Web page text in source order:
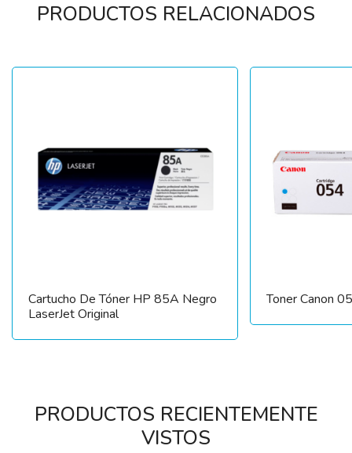
PRODUCTOS RELACIONADOS
Cartucho De Tóner HP 85A Negro
LaserJet Original
Toner Canon
PRODUCTOS RECIENTEMENTE
VISTOS